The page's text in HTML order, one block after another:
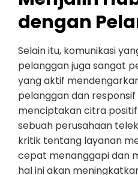
dengan
Selain itu, komunikasi
pelanggan juga sangat
yang aktif
pelanggan dan
menciptakan citra
sebuah perusahaan
kritik tentang layanan
cepat menanggapi dan
hal ini akan